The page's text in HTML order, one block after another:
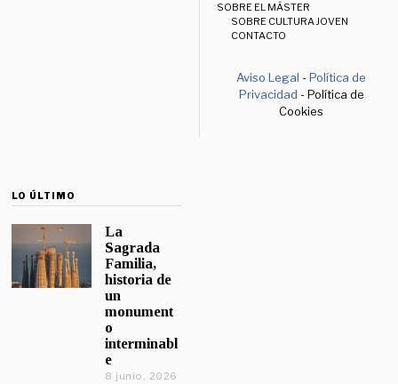
SOBRE EL MÁSTER
SOBRE CULTURA JOVEN
CONTACTO
Aviso Legal -Política de
Privacidad - Política de
Cookies
LO ÚLTIMO
La
Sagrada
Familia,
historia de
un
monument
o
interminabl
e
8 junio, 2026